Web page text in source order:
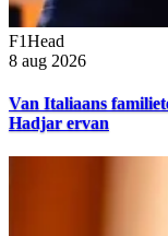
F1Head
8 aug 2026
Van Italiaans
Hadjar ervan